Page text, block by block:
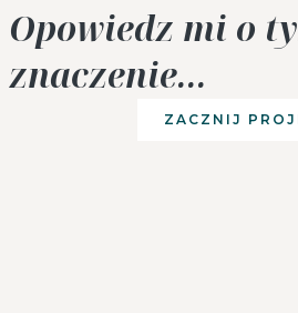
Opowiedz mi o
znaczenie...
ZACZNIJ